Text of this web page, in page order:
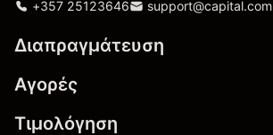
+357 25123646 support@capital.com
Διαπραγμάτευση
Αγορές
Τιμολόγηση